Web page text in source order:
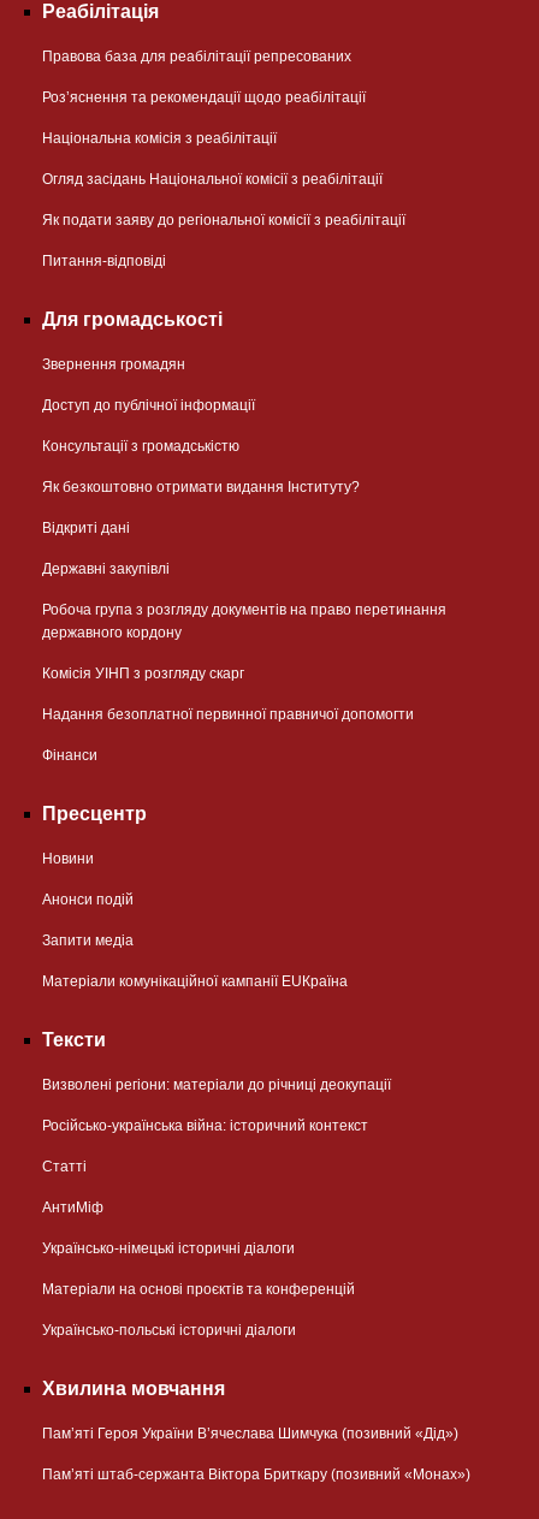
Реабілітація
Правова база для реабілітації репресованих
Розʼяснення та рекомендації щодо реабілітації
Національна комісія з реабілітації
Огляд засідань Національної комісії з реабілітації
Як подати заяву до регіональної комісії з реабілітації
Питання-відповіді
Для громадськості
Звернення громадян
Доступ до публічної інформації
Консультації з громадськістю
Як безкоштовно отримати видання Інституту?
Відкриті дані
Державні закупівлі
Робоча група з розгляду документів на право перетинання
державного кордону
Комісія УІНП з розгляду скарг
Надання безоплатної первинної правничої допомогти
Фінанси
Пресцентр
Новини
Анонси подій
Запити медіа
Матеріали комунікаційної кампанії EUКраїна
Тексти
Визволені регіони: матеріали до річниці деокупації
Російсько-українська війна: історичний контекст
Статті
АнтиМіф
Українсько-німецькі історичні діалоги
Матеріали на основі проєктів та конференцій
Українсько-польські історичні діалоги
Хвилина мовчання
Пам’яті Героя України В’ячеслава Шимчука (позивний «Дід»)
Пам’яті штаб-сержанта Віктора Бриткару (позивний «Монах»)